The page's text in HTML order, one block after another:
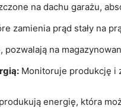
na dachu ‍garażu,
zamienia‌ prąd stały na
pozwalają na
Monitoruje produkcję i
energię, ⁢która